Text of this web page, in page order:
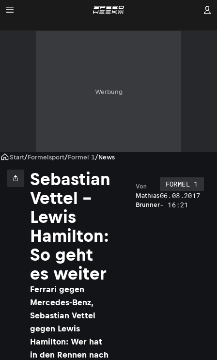
Werbung
Start/Formelsport/Formel 1/News
Sebastian
Vettel –
Lewis
Hamilton:
So geht
es weiter
​Ferrari gegen
Mercedes-Benz,
Sebastian Vettel
gegen Lewis
Hamilton: Wer hat
in den Rennen nach
Mathias
Brunner
Von
FORMEL 1
06.08.2017
- 16:21
e
w
s
a
t
o
v
o
d
e